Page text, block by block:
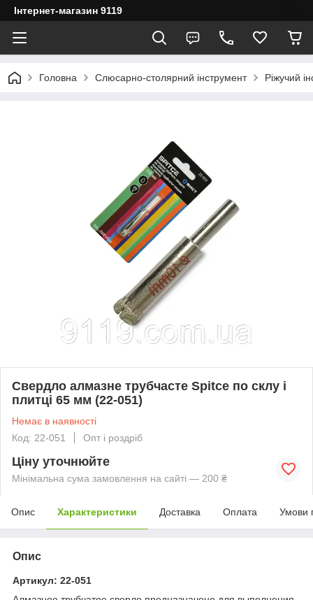
Інтернет-магазин 9119
Головна Слюсарно-столярний інструмент Ріжучий
Свердло алмазне трубчасте Spitce по склу і
плитці 65 мм (22-051)
Немає в наявності
Код: 22-051
Опт і роздріб
Ціну уточнюйте
Мінімальна сума замовлення на сайті — 200 ₴
Опис Характеристики Доставка Оплата Умови
Опис
Артикул: 22-051